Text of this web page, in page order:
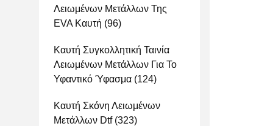
Λειωμένων Μετάλλων Της
EVA Καυτή (96)
Καυτή Συγκολλητική Ταινία
Λειωμένων Μετάλλων Για Το
Υφαντικό Ύφασμα (124)
Καυτή Σκόνη Λειωμένων
Μετάλλων Dtf(323)